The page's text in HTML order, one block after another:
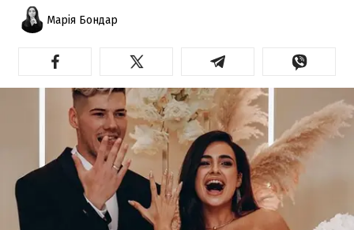
Марія Бондар